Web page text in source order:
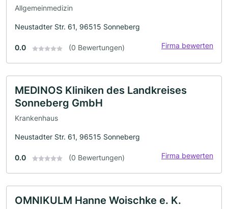
Allgemeinmedizin
Neustadter Str. 61, 96515 Sonneberg
0.0 (0 Bewertungen) Firma bewerten
MEDINOS Kliniken des Landkreises
Sonneberg GmbH
Krankenhaus
Neustadter Str. 61, 96515 Sonneberg
0.0 (0 Bewertungen) Firma bewerten
OMNIKULM Hanne Woischke e. K.